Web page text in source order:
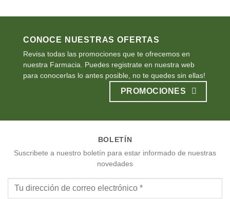
CONOCE NUESTRAS OFERTAS
Revisa todas las promociones que te ofrecemos en
nuestra Farmacia. Puedes registrate en nuestra web
para conocerlas lo antes posible, no te quedes sin ellas!
PROMOCIONES
BOLETÍN
Suscribete a nuestro boletín para estar informado de nuestras
novedades